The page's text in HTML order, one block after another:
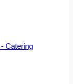
Catering